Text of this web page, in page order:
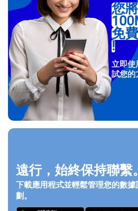
您
免
!
立即使
試您的
遠行，始終保持聯繫。
下載應用程式並輕鬆管理您的數據
劃。